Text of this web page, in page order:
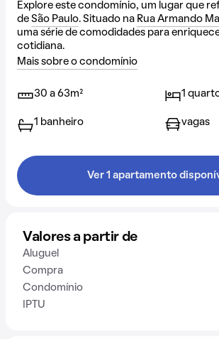
Explore este condomínio, um lugar que
de São Paulo. Situado na Rua Armando
uma série de comodidades para
cotidiana.
Mais sobre o condomínio
30 a 63m² 1
1 banheiro vagas
Ver 1 apartamento
Valores a partir de
Aluguel
Compra
Condomínio
IPTU